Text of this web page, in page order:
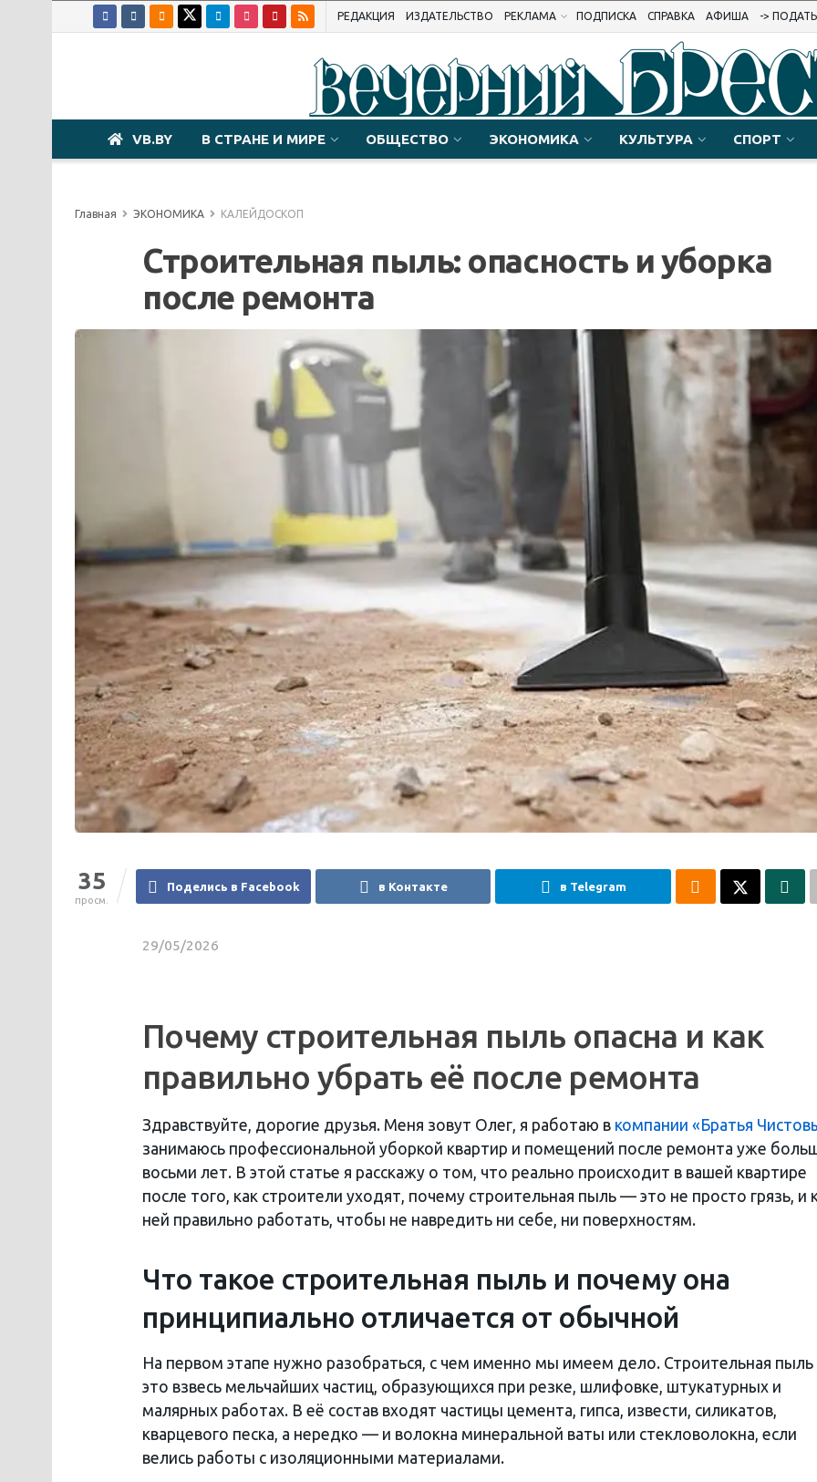
РЕДАКЦИЯ ИЗДАТЕЛЬСТВО РЕКЛАМА ПОДПИСКА СПРАВКА АФИША ->
VB.BY В СТРАНЕ И МИРЕ ОБЩЕСТВО ЭКОНОМИКА КУЛЬТУРА СПОРТ
Главная ЭКОНОМИКА КАЛЕЙДОСКОП
Строительная пыль: опасность и уборка
после ремонта
35
просм.
Поделись в Facebook в Контакте в Telegram
29/05/2026
Почему строительная пыль опасна и как
правильно убрать её после ремонта
Здравствуйте, дорогие друзья. Меня зовут Олег, я работаю в компании «Братья
занимаюсь профессиональной уборкой квартир и помещений после ремонта уже
восьми лет. В этой статье я расскажу о том, что реально происходит в вашей квартире
после того, как строители уходят, почему строительная пыль — это не просто грязь, и
ней правильно работать, чтобы не навредить ни себе, ни поверхностям.
Что такое строительная пыль и почему она
принципиально отличается от обычной
На первом этапе нужно разобраться, с чем именно мы имеем дело. Строительная
это взвесь мельчайших частиц, образующихся при резке, шлифовке, штукатурных и
малярных работах. В её состав входят частицы цемента, гипса, извести, силикатов,
кварцевого песка, а нередко — и волокна минеральной ваты или стекловолокна, если
велись работы с изоляционными материалами.